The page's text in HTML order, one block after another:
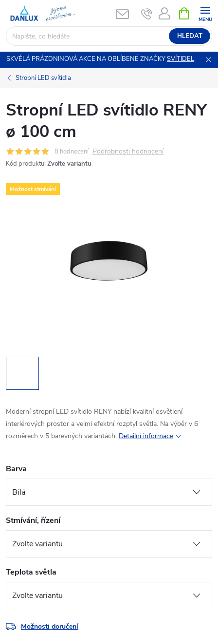
obsah
HLEDAT
NÁKUPNÍ
KOŠÍK
SKVĚLÁ PRÁZDNINOVÁ AKCE NA OBLÍBENÉ ZNAČKYSVÍTIDEL.
Stropní LED svítidla
Stropní LED svítidlo RENY
ø 100 cm
8 hodnocení Podrobnosti hodnocení
Kód produktu: Zvolte variantu
Možnost stmívání
Moderní stropní LED svítidlo RENY nabízí kvalitní osvětlení
interiérových prostor a velmi efektní rozptyl světla. Na výběr v 6
rozměrech v 5 barevných variantách. Detailní informace
Barva
Stmívání, řízení
Teplota světla
Možnosti doručení